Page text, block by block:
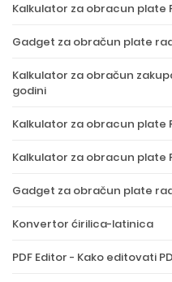
Kalkulator za obracun plate
Gadget za obračun plate
Kalkulator za obračun
godini
Kalkulator za obracun plate
Kalkulator za obracun plate
Gadget za obračun plate
Konvertor ćirilica-latinica
PDF Editor - Kako editovati